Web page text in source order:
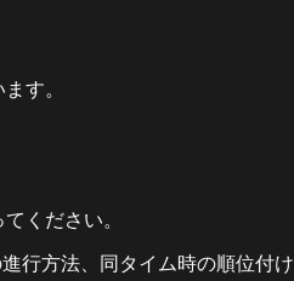
す。
ください。
行方法、同タイム時の順位付